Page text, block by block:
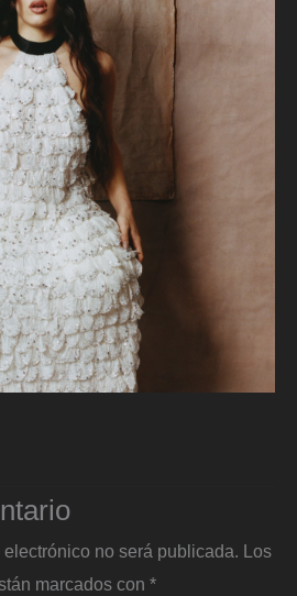
no será publicada. Los
marcados con *